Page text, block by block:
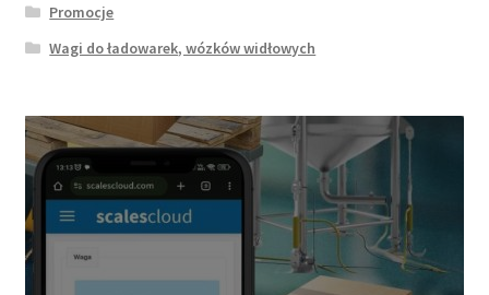
Promocje
Wagi do ładowarek, wózków widłowych